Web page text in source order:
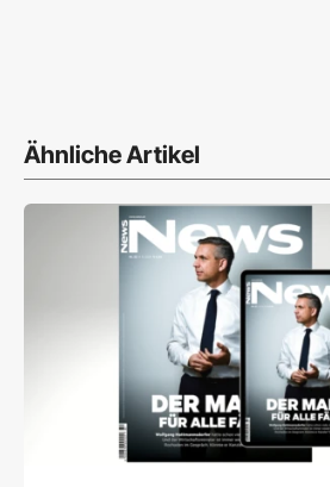
Ähnliche Artikel